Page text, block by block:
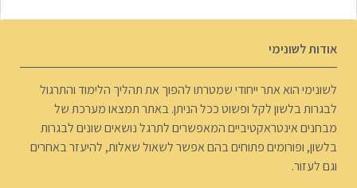
אודות לשונימי
לשונימי הוא אתר ייחודי שמטרתו להפוך את תהליך הלימוד והתרגול
לבגרות בלשון לקל ופשוט ככל הניתן. באתר תמצאו מערכת של
מבחנים אינטראקטיביים המאפשרים לתרגל נושאים שונים לבגרות
בלשון, ופורומים פתוחים בהם אפשר לשאול שאלות, להיעזר באחרים
וגם לעזור.